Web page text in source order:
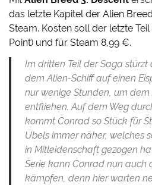
das letzte Kapitel der Alien
Steam. Kosten soll der letzte
Point) und für Steam 8,99 €.
Im dritten Teil der Saga
dem Alien-Schiff auf einen
nur wenige Stunden, um
entfliehen. Auf dem Weg
kommt Conrad so Stück für
Übels immer näher, welches
in Mitleidenschaft gezogen
Serie kann Conrad nun auch
kämpfen, denn hier warten